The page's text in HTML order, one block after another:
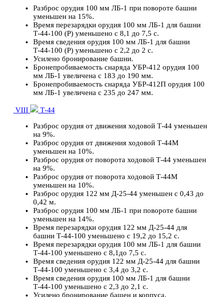
Разброс орудия 100 мм ЛБ-1 при повороте башни
уменьшен на 15%.
Время перезарядки орудия 100 мм ЛБ-1 для башни
Т-44-100 (Р) уменьшено с 8,1 до 7,5 с.
Время сведения орудия 100 мм ЛБ-1 для башни
Т-44-100 (Р) уменьшено с 2,2 до 2 с.
Усилено бронирование башни.
Бронепробиваемость снаряда УБР-412 орудия 100
мм ЛБ-1 увеличена с 183 до 190 мм.
Бронепробиваемость снаряда УБР-412П орудия 100
мм ЛБ-1 увеличена с 235 до 247 мм.
VIII
Т-44
Разброс орудия от движения ходовой Т-44 уменьшен
на 9%.
Разброс орудия от движения ходовой Т-44М
уменьшен на 10%.
Разброс орудия от поворота ходовой Т-44 уменьшен
на 9%.
Разброс орудия от поворота ходовой Т-44М
уменьшен на 10%.
Разброс орудия 122 мм Д-25-44 уменьшен с 0,43 до
0,42 м.
Разброс орудия 100 мм ЛБ-1 при повороте башни
уменьшен на 14%.
Время перезарядки орудия 122 мм Д-25-44 для
башни Т-44-100 уменьшено с 19,2 до 15,2 с.
Время перезарядки орудия 100 мм ЛБ-1 для башни
Т-44-100 уменьшено с 8,1до 7,5 с.
Время сведения орудия 122 мм Д-25-44 для башни
Т-44-100 уменьшено с 3,4 до 3,2 с.
Время сведения орудия 100 мм ЛБ-1 для башни
Т-44-100 уменьшено с 2,3 до 2,1 с.
Усилено бронирование башен и корпуса.